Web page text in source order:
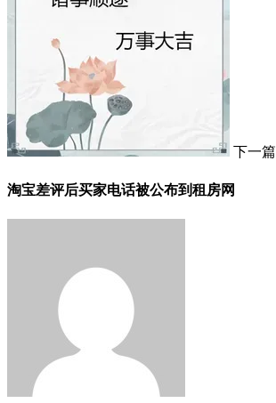
下一篇
淘宝差评后买家电话被公布到租房网